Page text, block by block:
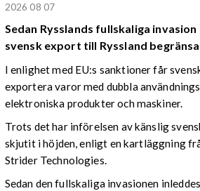
2026 08 07
Sedan Rysslands fullskaliga
svensk export till Ryssland
I enlighet med EU:s sanktioner får
exportera varor med dubbla
elektroniska produkter och maskiner.
Trots det har införelsen av känslig
skjutit i höjden, enligt en kartläggning
Strider Technologies.
Sedan den fullskaliga invasionen